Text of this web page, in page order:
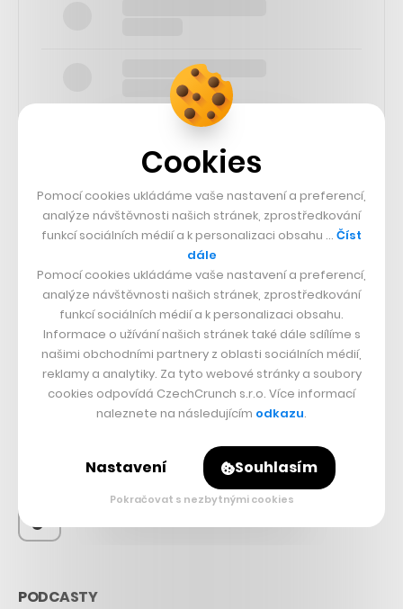
SLEDUJTE NÁS
25k
65k
56.4k
26.3k
PODCASTY
Cookies
Pomocí cookies ukládáme vaše nastavení a preferencí,
analýze návštěvnosti našich stránek, zprostředkování
funkcí sociálních médií a k personalizaci obsahu … Číst
dále
Pomocí cookies ukládáme vaše nastavení a preferencí,
analýze návštěvnosti našich stránek, zprostředkování
funkcí sociálních médií a k personalizaci obsahu.
Informace o užívání našich stránek také dále sdílíme s
našimi obchodními partnery z oblasti sociálních médií,
reklamy a analytiky. Za tyto webové stránky a soubory
cookies odpovídá CzechCrunch s.r.o. Více informací
naleznete na následujícím odkazu.
Nastavení Souhlasím
Pokračovat s nezbytnými cookies